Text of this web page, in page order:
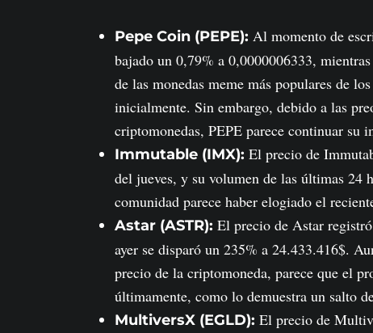
Pepe Coin (PEPE): Al momento de
bajado un 0,79% a 0,0000006333,
de las monedas meme más populares de
inicialmente. Sin embargo, debido a las
criptomonedas, PEPE parece continuar su
Immutable (IMX): El precio de
del jueves, y su volumen de las últimas 24
comunidad parece haber elogiado el
Astar (ASTR): El precio de Astar
ayer se disparó un 235% a 24.433.416$.
precio de la criptomoneda, parece que el
últimamente, como lo demuestra un salto
MultiversX (EGLD): El precio de